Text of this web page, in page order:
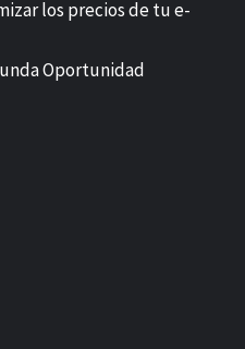
los precios de tu e-
Oportunidad